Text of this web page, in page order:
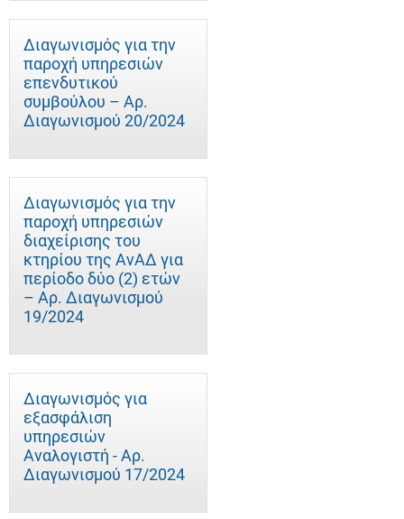
Διαγωνισμός για την
παροχή υπηρεσιών
επενδυτικού
συμβούλου – Αρ.
Διαγωνισμού 20/2024
Διαγωνισμός για την
παροχή υπηρεσιών
διαχείρισης του
κτηρίου της ΑνΑΔ για
περίοδο δύο (2) ετών
– Αρ. Διαγωνισμού
19/2024
Διαγωνισμός για
εξασφάλιση
υπηρεσιών
Αναλογιστή - Αρ.
Διαγωνισμού 17/2024